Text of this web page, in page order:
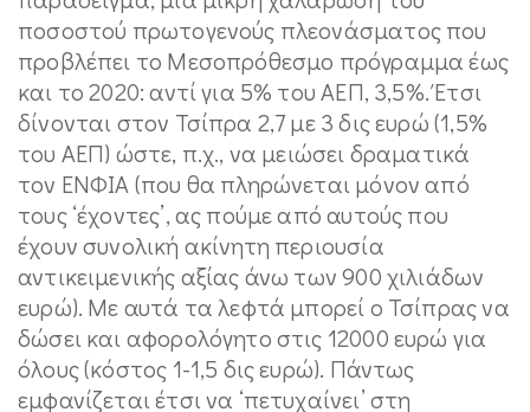
ποσοστού πρωτογενούς πλεονάσματος που
προβλέπει το Μεσοπρόθεσμο πρόγραμμα έως
και το 2020: αντί για 5% του ΑΕΠ, 3,5%. Έτσι
δίνονται στον Τσίπρα 2,7 με 3 δις ευρώ (1,5%
του ΑΕΠ) ώστε, π.χ., να μειώσει δραματικά
τον ΕΝΦΙΑ (που θα πληρώνεται μόνον από
τους ‘έχοντες’, ας πούμε από αυτούς που
έχουν συνολική ακίνητη περιουσία
αντικειμενικής αξίας άνω των 900 χιλιάδων
ευρώ). Με αυτά τα λεφτά μπορεί ο Τσίπρας να
δώσει και αφορολόγητο στις 12000 ευρώ για
όλους (κόστος 1-1,5 δις ευρώ). Πάντως
εμφανίζεται έτσι να ‘πετυχαίνει’ στη